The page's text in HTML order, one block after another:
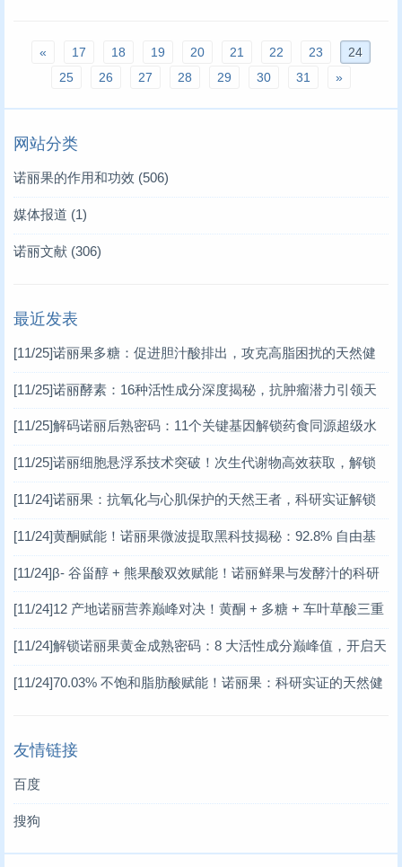
« 17 18 19 20 21 22 23
24
25
26 27 28 29 30 31 »
网站分类
诺丽果的作用和功效 (506)
媒体报道 (1)
诺丽文献 (306)
最近发表
[11/25]诺丽果多糖：促进胆汁酸排出，攻克高脂困扰的天然健
[11/25]诺丽酵素：16种活性成分深度揭秘，抗肿瘤潜力引领天
然健康新潮流
[11/25]解码诺丽后熟密码：11个关键基因解锁药食同源超级水
果的健康潜能
[11/25]诺丽细胞悬浮系技术突破！次生代谢物高效获取，解锁
天然健康新密码
[11/24]诺丽果：抗氧化与心肌保护的天然王者，科研实证解锁
健康新范式
[11/24]黄酮赋能！诺丽果微波提取黑科技揭秘：92.8% 自由基
清除率的天然健康密码
[11/24]β- 谷甾醇 + 熊果酸双效赋能！诺丽鲜果与发酵汁的科研
揭秘，开启天然健康新赛道
[11/24]12 产地诺丽营养巅峰对决！黄酮 + 多糖 + 车叶草酸三重
赋能，解锁天然健康新密码 —— 基于权威科研数据的诺丽价值
深度解读
[11/24]解锁诺丽果黄金成熟密码：8 大活性成分巅峰值，开启天
[11/24]70.03% 不饱和脂肪酸赋能！诺丽果：科研实证的天然健
友情链接
百度
搜狗